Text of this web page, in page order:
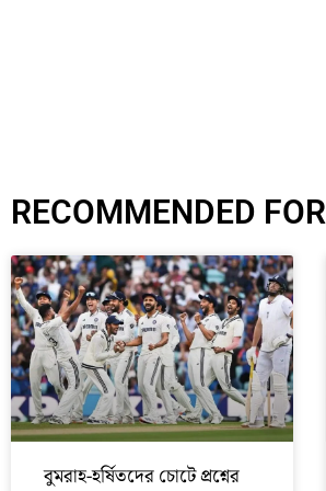
RECOMMENDED
বুমরাহ-হর্ষিতদের চোটে প্রশ্নের